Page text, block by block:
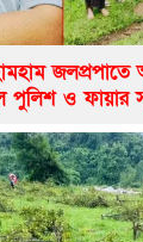
পুলিশ ও ফায়ার